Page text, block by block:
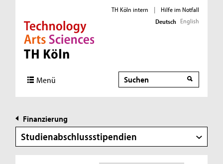
Direkt zur Hauptnavigation
Direkt zur Subnavigation
Direkt zum Inhalt
Direkt zum Fußbereich
TH Köln intern |
Hilfe im Notfall
Deutsch English
Menü Suche
Finanzierung
Studienabschlussstipendien